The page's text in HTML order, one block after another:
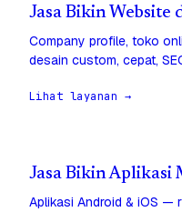
Jasa Bikin Website
Company profile, toko
desain custom, cepat,
Lihat layanan →
Jasa Bikin Aplikasi
Aplikasi Android & iOS —